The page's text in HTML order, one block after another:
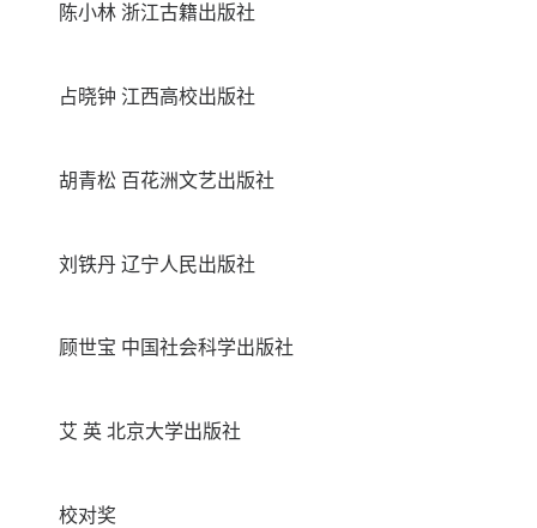
陈小林 浙江古籍出版社
占晓钟 江西高校出版社
胡青松 百花洲文艺出版社
刘铁丹 辽宁人民出版社
顾世宝 中国社会科学出版社
艾 英 北京大学出版社
校对奖